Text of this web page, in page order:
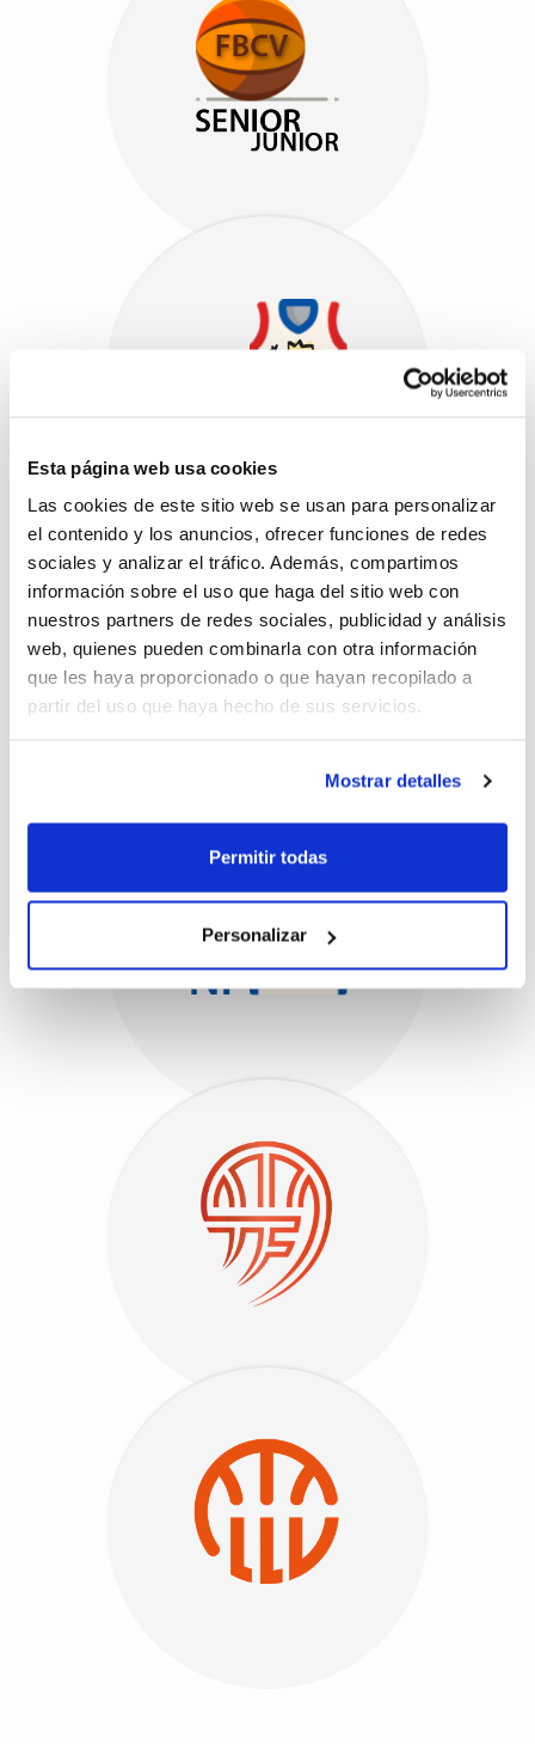
Esta página web usa cookies
Las cookies de este sitio web se usan para personalizar
el contenido y los anuncios, ofrecer funciones de redes
sociales y analizar el tráfico. Además, compartimos
información sobre el uso que haga del sitio web con
nuestros partners de redes sociales, publicidad y análisis
web, quienes pueden combinarla con otra información
que les haya proporcionado o que hayan recopilado a
partir del uso que haya hecho de sus servicios.
Mostrar detalles
Permitir todas
Personalizar